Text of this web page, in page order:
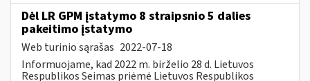
Dėl LR GPM įstatymo 8 straipsnio 5 dalies
pakeitimo įstatymo
Web turinio sąrašas 2022-07-18
Informuojame, kad 2022 m. birželio 28 d. Lietuvos
Respublikos Seimas priėmė Lietuvos Respublikos